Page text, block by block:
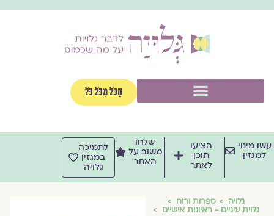
הַכֹּל מִכֹּל כֹּל
מינוי
למגזין
הציעו
תוכן
לאתר
שלחו
משוב על
האתר
לתמיכה
במגזין
גלויה
גלויה ספרות ורוח
גלוית עיניים - ראיונות אישיים